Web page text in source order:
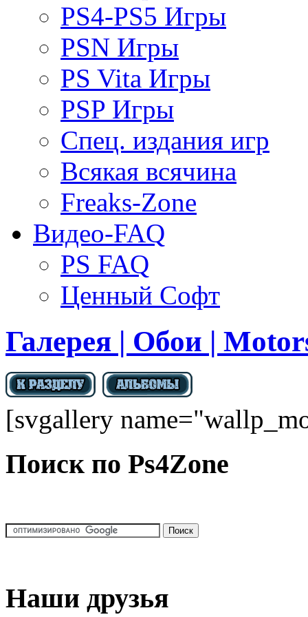
PS4-PS5 Игры
PSN Игры
PS Vita Игры
PSP Игры
Спец. издания игр
Всякая всячина
Freaks-Zone
Видео-FAQ
PS FAQ
Ценный Софт
Галерея | Обои |
[svgallery
Поиск по Ps4Zone
Наши друзья